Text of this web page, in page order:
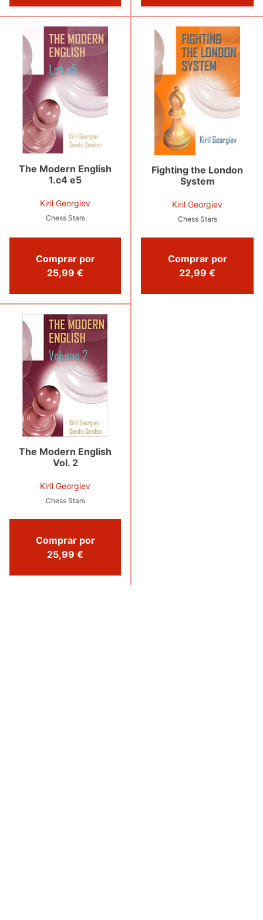
The Modern English
1.c4 e5
Kiril Georgiev
Chess Stars
Comprar por
25,99 €
Fighting the London
System
Kiril Georgiev
Chess Stars
Comprar por
22,99 €
The Modern English
Vol. 2
Kiril Georgiev
Chess Stars
Comprar por
25,99 €